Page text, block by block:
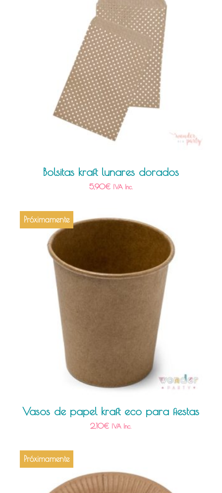
Bolsitas kraft lunares dorados
5,90€ IVA Inc.
Próximamente
Vasos de papel kraft eco para fiestas
2,10€ IVA Inc.
Próximamente